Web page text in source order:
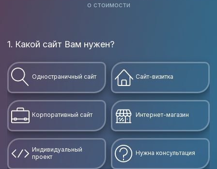
о стоимости
1. Какой сайт Вам нужен?
Одностраничный сайт Сайт-визитка
Корпоративный сайт Интернет-магазин
Индивидуальный
проект
Нужна консультация